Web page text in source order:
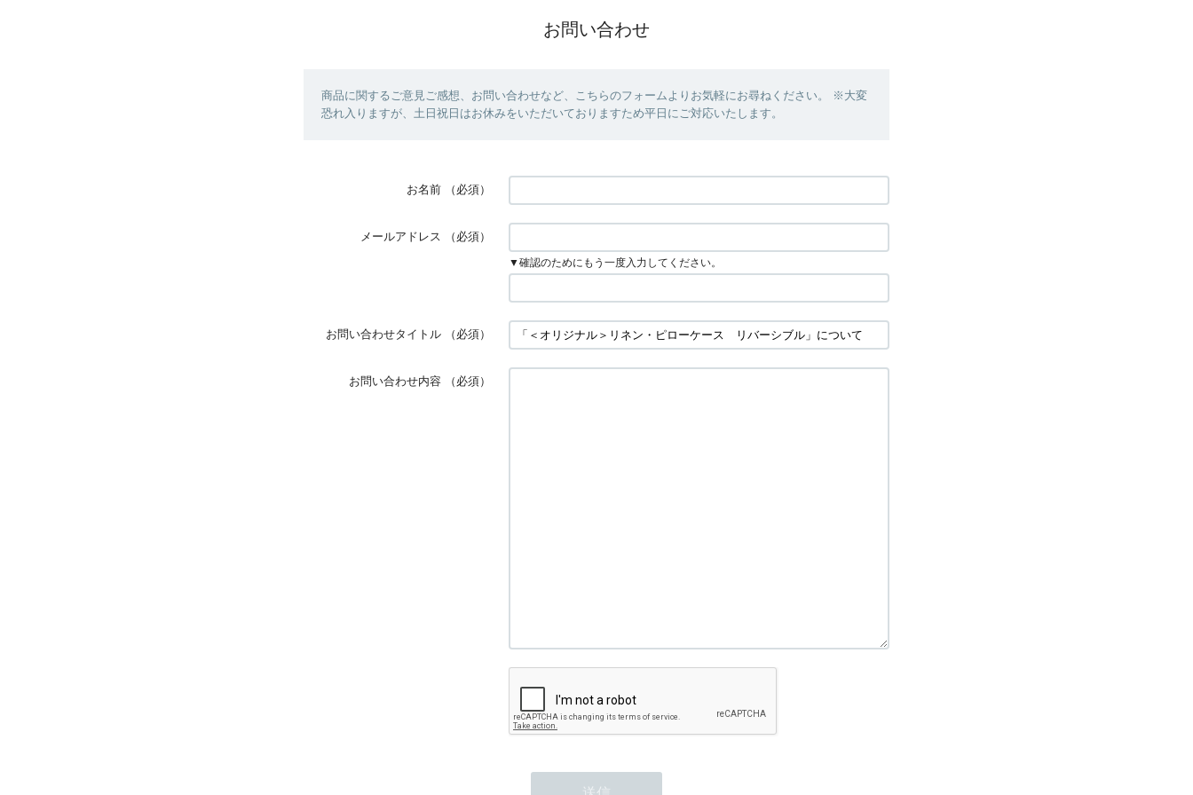
お問い合わせ
商品に関するご意見ご感想、お問い合わせなど、こちらのフォームよりお気軽にお尋ねください。 ※大変
恐れ入りますが、土日祝日はお休みをいただいておりますため平日にご対応いたします。
お名前 （必須）
メールアドレス （必須）
▼確認のためにもう一度入力してください。
お問い合わせタイトル （必須）
お問い合わせ内容 （必須）